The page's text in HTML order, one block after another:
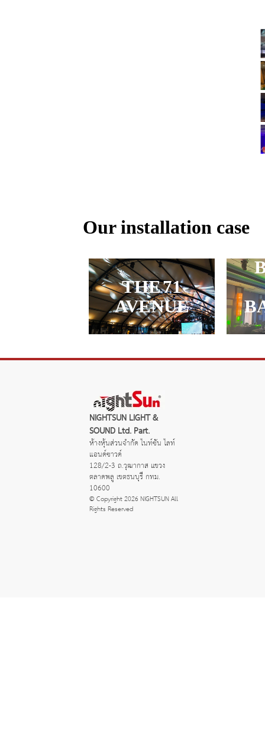
Our installation case
THE 71
AVENUE
NIGHTSUN LIGHT &
SOUND Ltd. Part.
ห้างหุ้นส่วนจำกัด ไนท์ซัน ไลท์
แอนด์ซาวด์
128/2-3 ถ.วุฒากาส แขวง
ตลาดพลู เขตธนบุรี กทม.
10600
© Copyright 2026 NIGHTSUN All
Rights Reserved